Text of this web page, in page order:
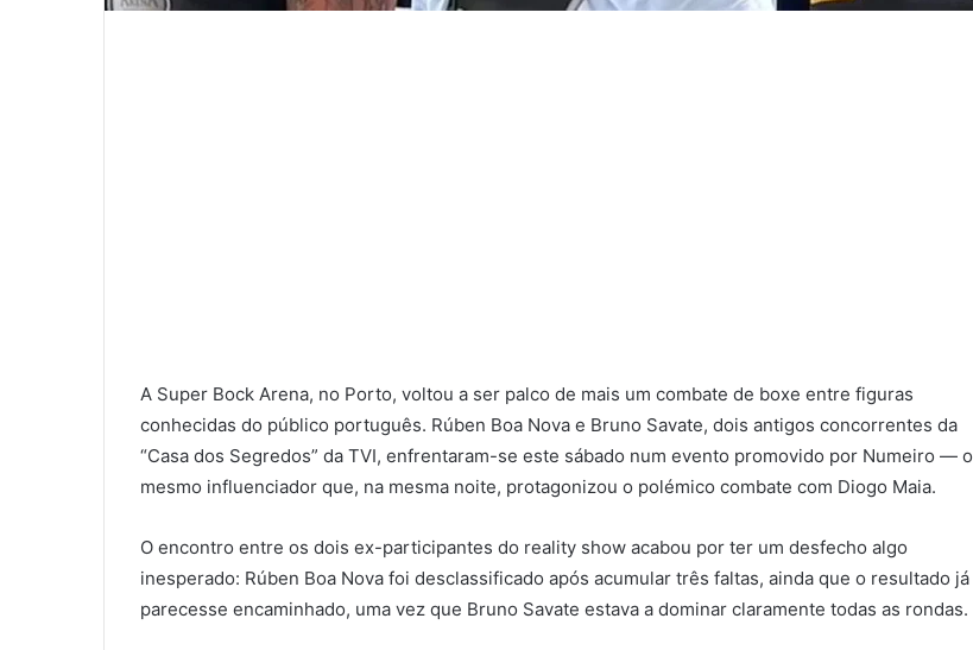
A Super Bock Arena, no Porto, voltou a ser palco de mais um combate de boxe entre figuras
conhecidas do público português. Rúben Boa Nova e Bruno Savate, dois antigos concorrentes da
“Casa dos Segredos” da TVI, enfrentaram-se este sábado num evento promovido por Numeiro — o
mesmo influenciador que, na mesma noite, protagonizou o polémico combate com Diogo Maia.
O encontro entre os dois ex-participantes do reality show acabou por ter um desfecho algo
inesperado: Rúben Boa Nova foi desclassificado após acumular três faltas, ainda que o resultado já
parecesse encaminhado, uma vez que Bruno Savate estava a dominar claramente todas as rondas.